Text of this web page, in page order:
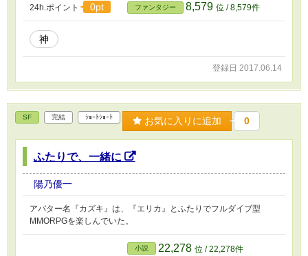
24h.ポイント 0pt ファンタジー 8,579 位 / 8,579件
神
登録日 2017.06.14
SF 完結 ｼｮｰﾄｼｮｰﾄ お気に入りに追加 0
ふたりで、一緒に
陽乃優一
アバター名『カズキ』は、『エリカ』とふたりでフルダイブ型
MMORPGを楽しんでいた。
小説 22,278 位 / 22,278件